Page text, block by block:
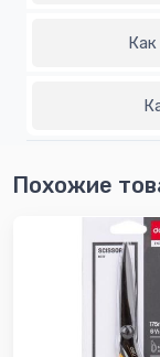
Похожие